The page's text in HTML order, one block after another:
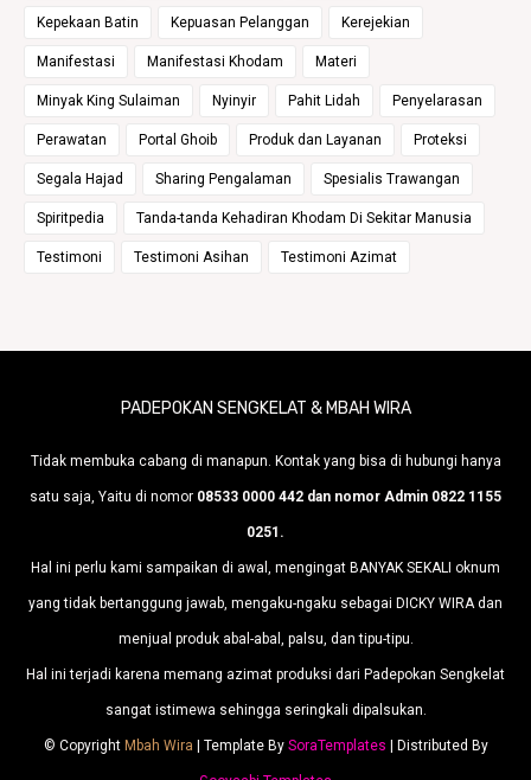
Kepekaan Batin Kepuasan Pelanggan Kerejekian
Manifestasi Manifestasi Khodam Materi
Minyak King Sulaiman Nyinyir Pahit Lidah Penyelarasan
Perawatan Portal Ghoib Produk dan Layanan Proteksi
Segala Hajad Sharing Pengalaman Spesialis Trawangan
Spiritpedia Tanda-tanda Kehadiran Khodam Di Sekitar Manusia
Testimoni Testimoni Asihan Testimoni Azimat
PADEPOKAN SENGKELAT & MBAH WIRA
Tidak membuka cabang di manapun. Kontak yang bisa di hubungi hanya
satu saja, Yaitu di nomor 08533 0000 442 dan nomor Admin 0822 1155
0251.
Hal ini perlu kami sampaikan di awal, mengingat BANYAK SEKALI oknum
yang tidak bertanggung jawab, mengaku-ngaku sebagai DICKY WIRA dan
menjual produk abal-abal, palsu, dan tipu-tipu.
Hal ini terjadi karena memang azimat produksi dari Padepokan Sengkelat
sangat istimewa sehingga seringkali dipalsukan.
© Copyright Mbah Wira | Template By SoraTemplates | Distributed By